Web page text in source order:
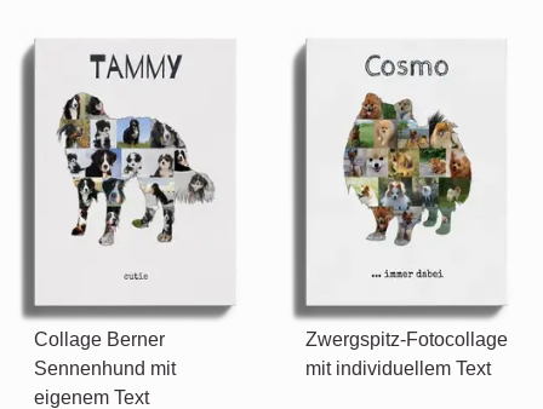
Collage Berner
Sennenhund mit
eigenem Text
Zwergspitz-Fotocollage
mit individuellem Text